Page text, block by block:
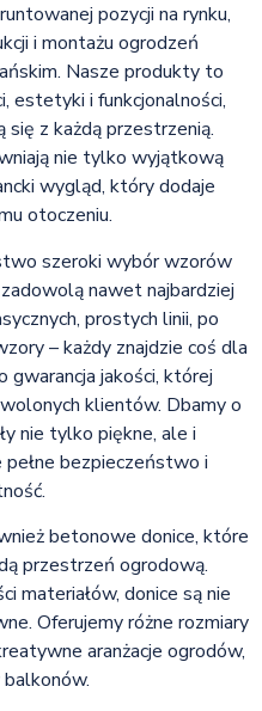
pozycji na rynku,
i montażu ogrodzeń
Nasze produkty to
estetyki i funkcjonalności,
z każdą przestrzenią.
nie tylko wyjątkową
wygląd, który dodaje
otoczeniu.
szeroki wybór wzorów
nawet najbardziej
prostych linii, po
– każdy znajdzie coś dla
gwarancja jakości, której
klientów. Dbamy o
nie tylko piękne, ale i
pełne bezpieczeństwo i
betonowe donice, które
przestrzeń ogrodową.
materiałów, donice są nie
Oferujemy różne rozmiary
aranżacje ogrodów,